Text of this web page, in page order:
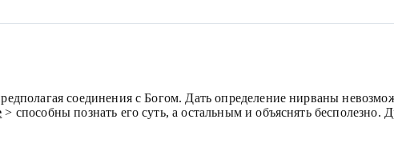
соединения с Богом. Дать определение нирваны
> способны познать его суть, а остальным и объяснять бесполезно.